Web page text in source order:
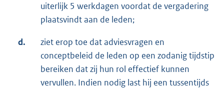
uiterlijk 5 werkdagen voordat de vergadering
plaatsvindt aan de leden;
d.
ziet erop toe dat adviesvragen en
conceptbeleid de leden op een zodanig tijdstip
bereiken dat zij hun rol effectief kunnen
vervullen. Indien nodig last hij een tussentijds